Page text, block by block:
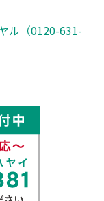
ル（0120-631-